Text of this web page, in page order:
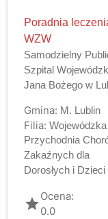
Poradnia
WZW
Samodzielny
Szpital
Jana Bożego w
Gmina: M. Lublin
Filia: Wojewódzka
Przychodnia
Zakaźnych dla
Dorosłych i Dzieci
gradeOcena:
0.0